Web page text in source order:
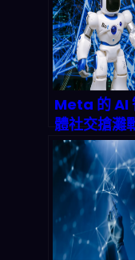
煮飯發愁！
Meta 的 AI
體社交搶灘
Moltbook
如何點燃
技新賽道？